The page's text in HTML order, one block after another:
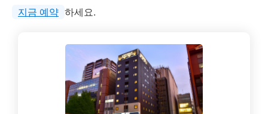
지금 예약 하세요.